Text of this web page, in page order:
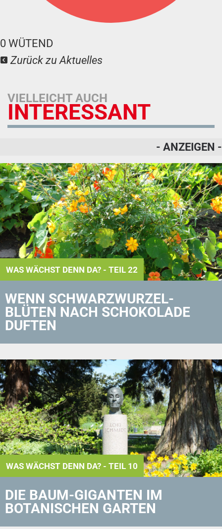
0 WÜTEND
Zurück zu Aktuelles
VIELLEICHT AUCH
INTERESSANT
- ANZEIGEN -
WAS WÄCHST DENN DA? - TEIL 22
WENN SCHWARZ­WURZEL­
BLÜTEN NACH SCHOKOLADE
DUFTEN
WAS WÄCHST DENN DA? - TEIL 10
DIE BAUM-GIGANTEN IM
BOTANISCHEN GARTEN